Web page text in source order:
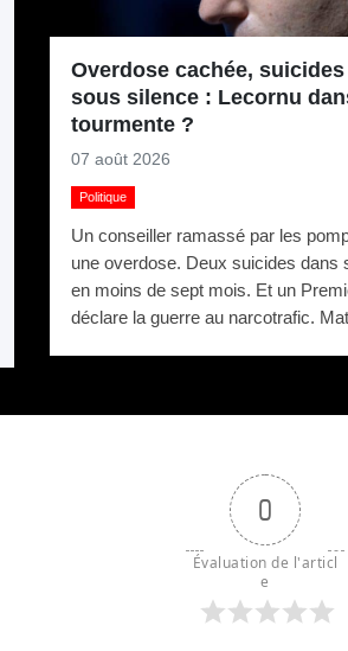
Overdose cachée,
sous silence : Lecornu
tourmente ?
07 août 2026
Politique
Un conseiller ramassé par les
une overdose. Deux suicides dans
en moins de sept mois. Et un
déclare la guerre au narcotrafic.
0
Évaluation de l'articl
e